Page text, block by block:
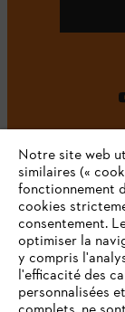
L'Entreprise
Notre site web
similaires («
fonctionnement
cookies
consentement.
optimiser la
y compris
l'efficacité des
personnalisées